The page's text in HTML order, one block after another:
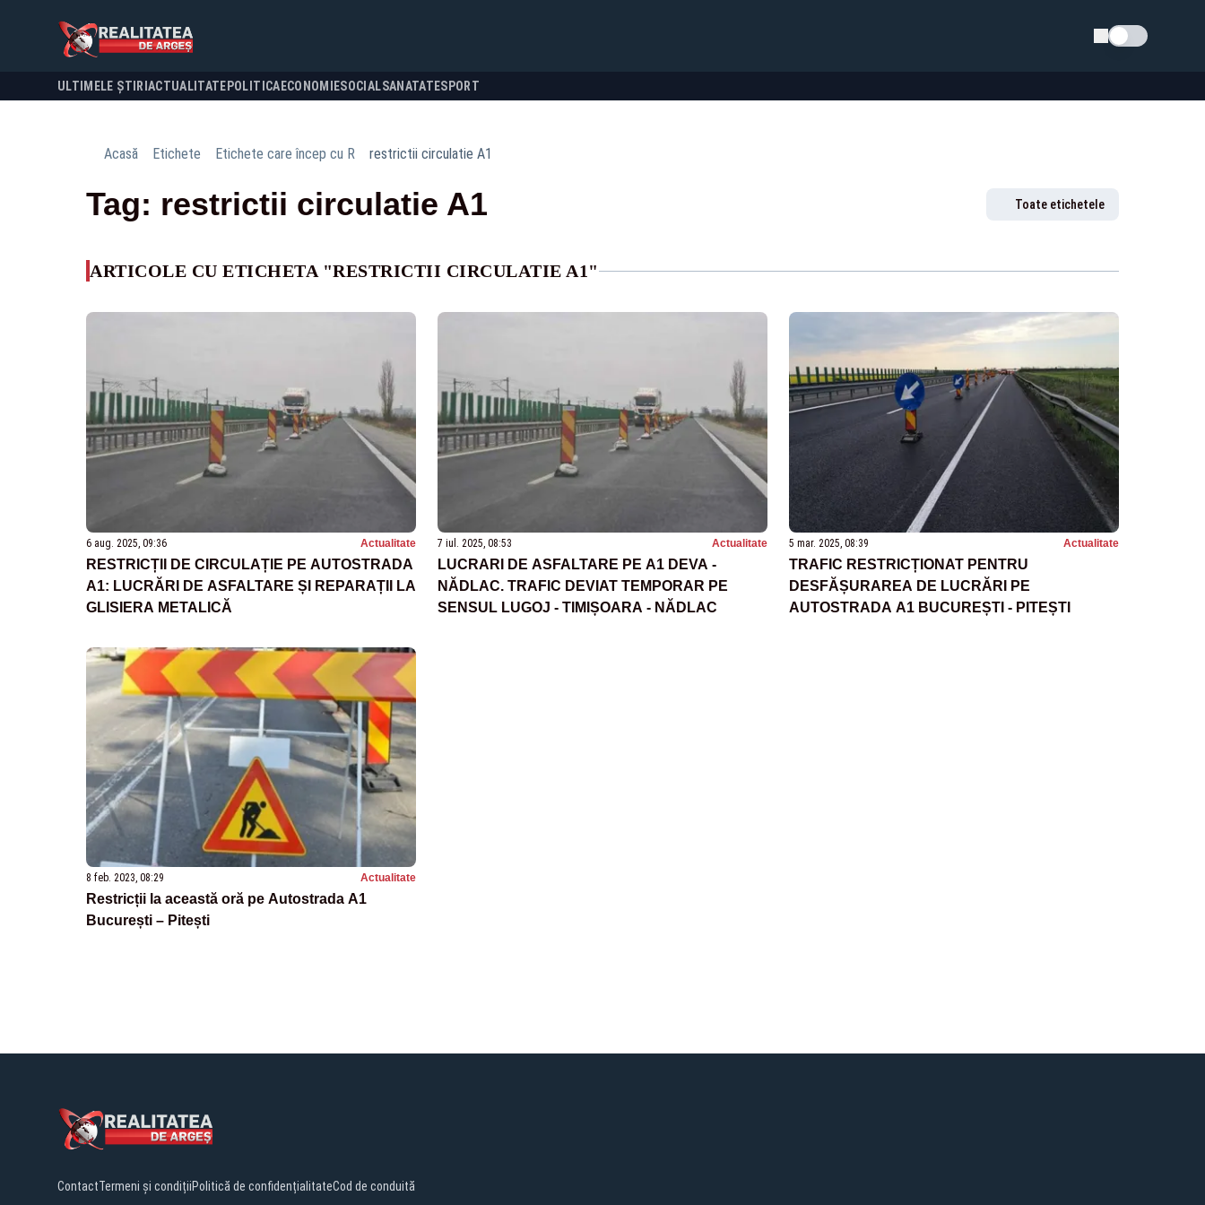
Schimba tema
ULTIMELE ȘTIRI ACTUALITATE POLITICA ECONOMIESOCIALSANATATESPORT
Acasă Etichete Etichete care încep cu R restrictii circulatie A1
Tag: restrictii circulatie A1 Toate etichetele
ARTICOLE CU ETICHETA "RESTRICTII CIRCULATIE A1"
6 aug. 2025, 09:36 Actualitate
RESTRICȚII DE CIRCULAȚIE PE AUTOSTRADA
A1: LUCRĂRI DE ASFALTARE ȘI REPARAȚII LA
GLISIERA METALICĂ
7 iul. 2025, 08:53 Actualitate
LUCRARI DE ASFALTARE PE A1 DEVA -
NĂDLAC. TRAFIC DEVIAT TEMPORAR PE
SENSUL LUGOJ - TIMIȘOARA - NĂDLAC
5 mar. 2025, 08:39 Actualitate
TRAFIC RESTRICȚIONAT PENTRU
DESFĂȘURAREA DE LUCRĂRI PE
AUTOSTRADA A1 BUCUREȘTI - PITEȘTI
8 feb. 2023, 08:29 Actualitate
Restricții la această oră pe Autostrada A1
București – Pitești
ContactTermeni și condițiiPolitică de confidențialitateCod de conduită